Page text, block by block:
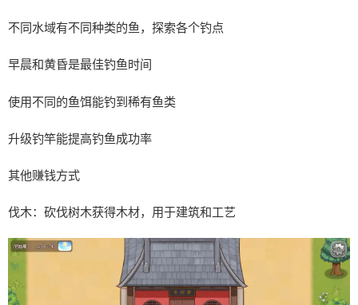
不同水域有不同种类的鱼，探索各个钓点
早晨和黄昏是最佳钓鱼时间
使用不同的鱼饵能钓到稀有鱼类
升级钓竿能提高钓鱼成功率
其他赚钱方式
伐木：砍伐树木获得木材，用于建筑和工艺